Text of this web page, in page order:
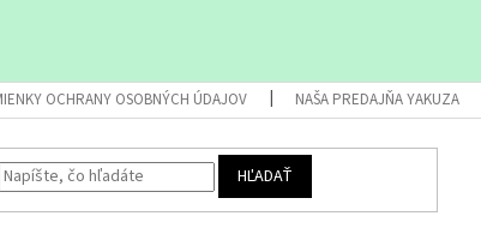
OCHRANY OSOBNÝCH ÚDAJOV NAŠA PREDAJŇA YAKUZA
HĽADAŤ